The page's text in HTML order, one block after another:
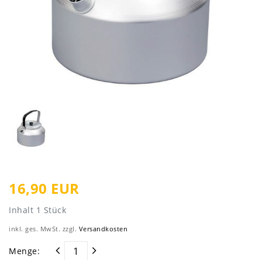
16,90 EUR
Inhalt 1 Stück
inkl. ges. MwSt. zzgl. Versandkosten
Menge: